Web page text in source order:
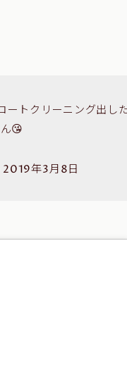
ートクリーニング出し
😘
年3月8日